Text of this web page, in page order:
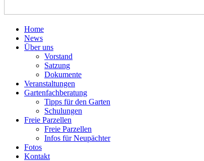
Home
News
Über uns
Vorstand
Satzung
Dokumente
Veranstaltungen
Gartenfachberatung
Tipps für den Garten
Schulungen
Freie Parzellen
Freie Parzellen
Infos für Neupächter
Fotos
Kontakt